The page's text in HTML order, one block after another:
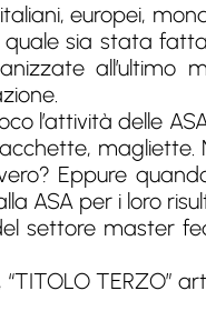
europei,
quale sia stata
all’ultimo
l’attività delle
magliette.
Eppure
ASA per i loro
settore master
TERZO”